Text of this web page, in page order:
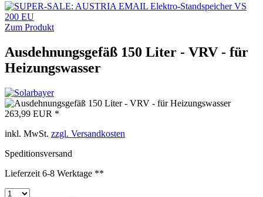
Zum Produkt
Ausdehnungsgefäß 150 Liter - VRV - für
Heizungswasser
263,99 EUR *
inkl. MwSt. zzgl. Versandkosten
Speditionsversand
Lieferzeit 6-8 Werktage **